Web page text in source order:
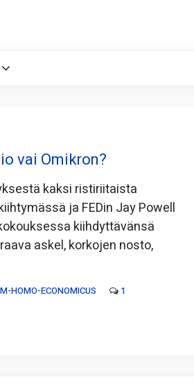
vai Omikron?
kaksi ristiriitaista
ja FEDin Jay Powell
kiihdyttävänsä
askel, korkojen nosto,
HOMO-ECONOMICUS 1